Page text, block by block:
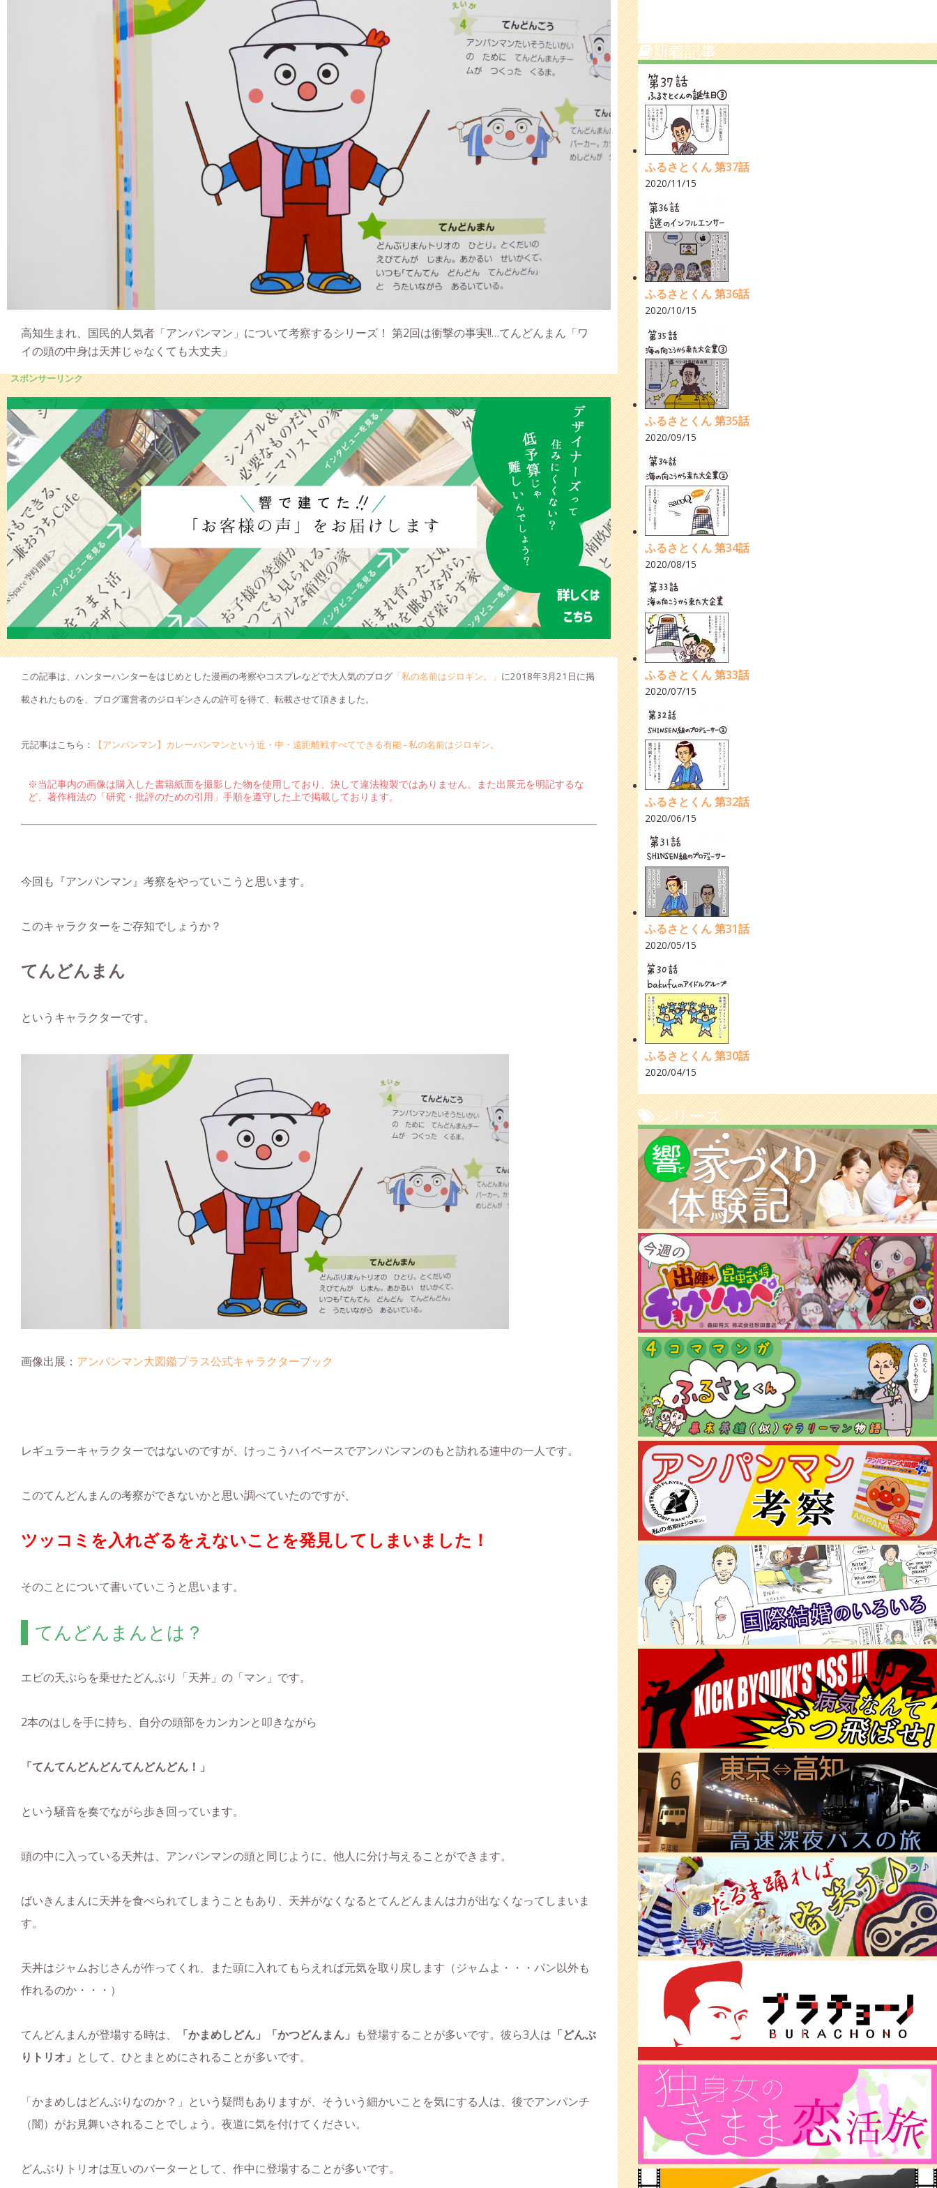
高知生まれ、国民的人気者「アンパンマン」について考察するシリーズ！ 第2回は衝撃の事実!!…てんどんまん「ワ
イの頭の中身は天丼じゃなくても大丈夫」
スポンサーリンク
この記事は、ハンターハンターをはじめとした漫画の考察やコスプレなどで大人気のブログ 「私の名前はジロギン。」 に2018年3月21日に掲
載されたものを、ブログ運営者のジロギンさんの許可を得て、転載させて頂きました。
元記事はこちら： 【アンパンマン】カレーパンマンという近・中・遠距離戦すべてできる有能 - 私の名前はジロギン。
※当記事内の画像は購入した書籍紙面を撮影した物を使用しており、決して違法複製ではありません。また出展元を明記するな
ど、著作権法の「研究・批評のための引用」手順を遵守した上で掲載しております。
今回も『アンパンマン』考察をやっていこうと思います。
このキャラクターをご存知でしょうか？
てんどんまん
というキャラクターです。
画像出展： アンパンマン大図鑑プラス公式キャラクターブック
レギュラーキャラクターではないのですが、けっこうハイペースでアンパンマンのもと訪れる連中の一人です。
このてんどんまんの考察ができないかと思い調べていたのですが、
ツッコミを入れざるをえないことを発見してしまいました！
そのことについて書いていこうと思います。
てんどんまんとは？
エビの天ぷらを乗せたどんぶり「天丼」の「マン」です。
2本のはしを手に持ち、自分の頭部をカンカンと叩きながら
「てんてんどんどんてんどんどん！」
という騒音を奏でながら歩き回っています。
頭の中に入っている天丼は、アンパンマンの頭と同じように、他人に分け与えることができます。
ばいきんまんに天丼を食べられてしまうこともあり、天丼がなくなるとてんどんまんは力が出なくなってしまいま
す。
天丼はジャムおじさんが作ってくれ、また頭に入れてもらえれば元気を取り戻します（ジャムよ・・・パン以外も
作れるのか・・・）
てんどんまんが登場する時は、 「かまめしどん」「かつどんまん」 も登場することが多いです。彼ら3人は 「どんぶ
りトリオ」 として、ひとまとめにされることが多いです。
「かまめしはどんぶりなのか？」という疑問もありますが、そういう細かいことを気にする人は、後でアンパンチ
（闇）がお見舞いされることでしょう。夜道に気を付けてください。
どんぶりトリオは互いのバーターとして、作中に登場することが多いです。
新着記事
ふるさとくん 第37話
2020/11/15
ふるさとくん 第36話
2020/10/15
ふるさとくん 第35話
2020/09/15
ふるさとくん 第34話
2020/08/15
ふるさとくん 第33話
2020/07/15
ふるさとくん 第32話
2020/06/15
ふるさとくん 第31話
2020/05/15
ふるさとくん 第30話
2020/04/15
シリーズ